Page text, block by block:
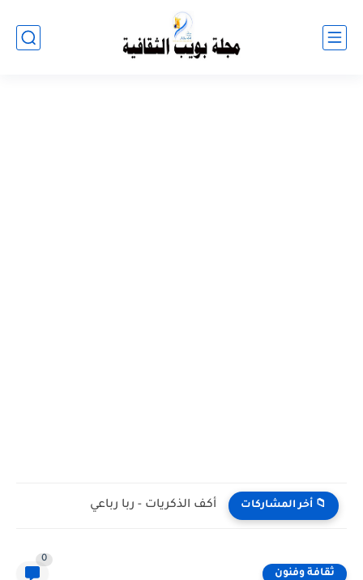
📁 أخر المشاركات أكف الذكريات - ربا رباعي
ثقافة وفنون
0